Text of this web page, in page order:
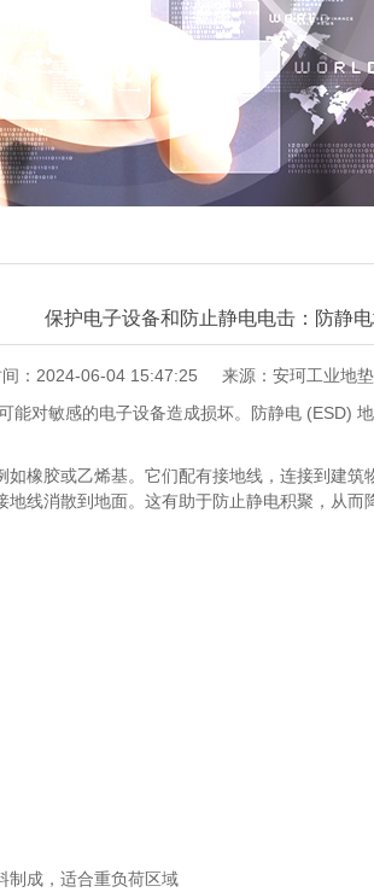
保护电子设备和防止静电电击：防静
间：2024-06-04 15:47:25 来源：安珂工业地垫
能对敏感的电子设备造成损坏。防静电 (ESD)
如橡胶或乙烯基。它们配有接地线，连接到建
线消散到地面。这有助于防止静电积聚，从而
制成，适合重负荷区域